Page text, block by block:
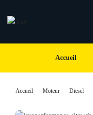
Accueil
Accueil Moteur Diesel